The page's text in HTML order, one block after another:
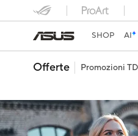
SHOP AI
Offerte Promozioni TD